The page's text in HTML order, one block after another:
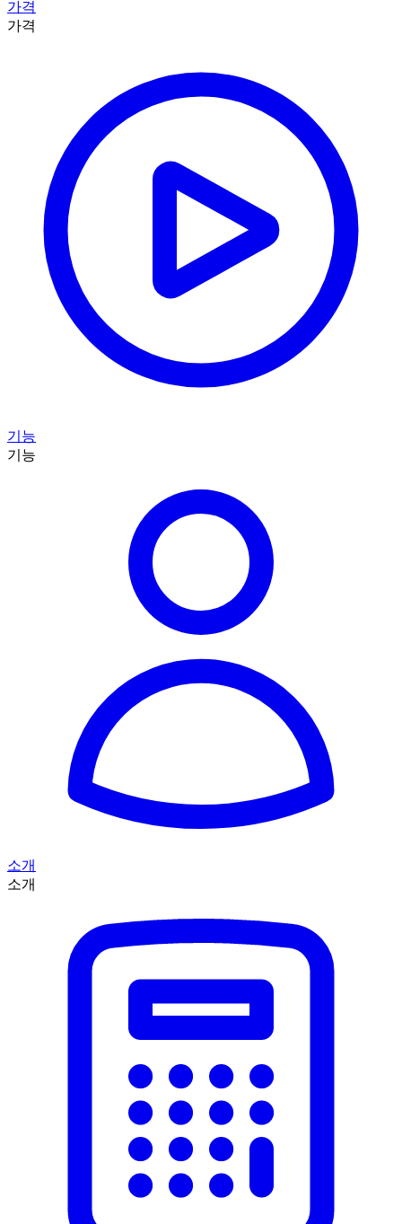
가격
가격
기능
기능
소개
소개